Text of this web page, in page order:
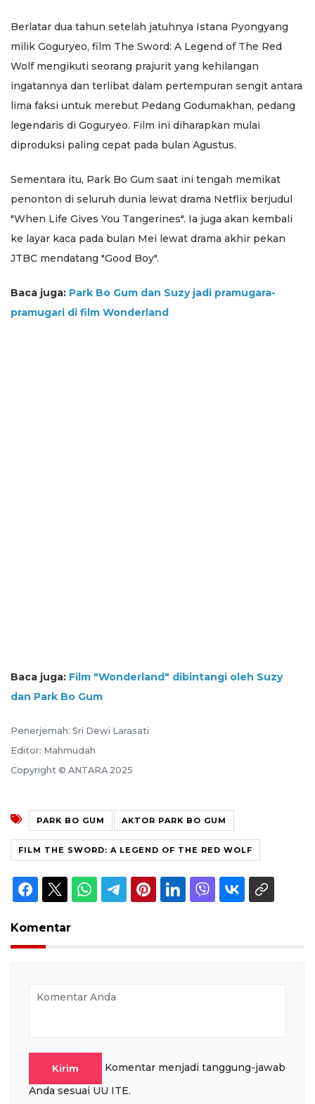
Berlatar dua tahun setelah jatuhnya Istana Pyongyang
milik Goguryeo, film The Sword: A Legend of The Red
Wolf mengikuti seorang prajurit yang kehilangan
ingatannya dan terlibat dalam pertempuran sengit antara
lima faksi untuk merebut Pedang Godumakhan, pedang
legendaris di Goguryeo. Film ini diharapkan mulai
diproduksi paling cepat pada bulan Agustus.
Sementara itu, Park Bo Gum saat ini tengah memikat
penonton di seluruh dunia lewat drama Netflix berjudul
"When Life Gives You Tangerines". Ia juga akan kembali
ke layar kaca pada bulan Mei lewat drama akhir pekan
JTBC mendatang "Good Boy".
Baca juga: Park Bo Gum dan Suzy jadi pramugara-
pramugari di film Wonderland
Baca juga: Film "Wonderland" dibintangi oleh Suzy
dan Park Bo Gum
Penerjemah: Sri Dewi Larasati
Editor: Mahmudah
Copyright © ANTARA 2025
PARK BO GUM AKTOR PARK BO GUM
FILM THE SWORD: A LEGEND OF THE RED WOLF
Komentar
Kirim
Komentar menjadi tanggung-jawab
Anda sesuai UU ITE.